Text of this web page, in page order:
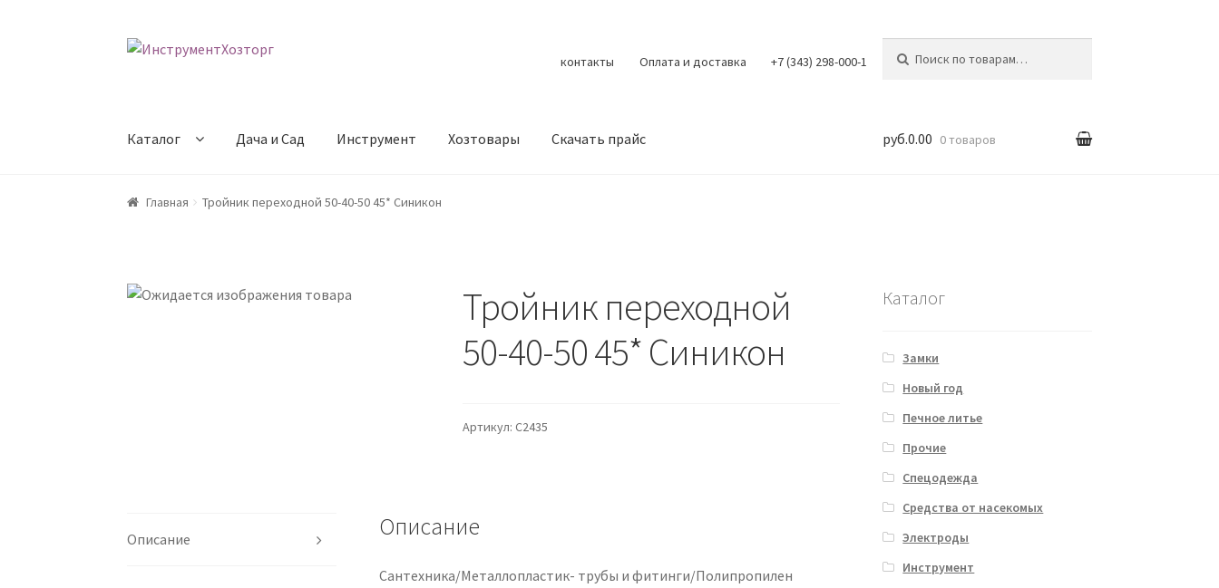
Перейти
Перейти
контакты Оплата и доставка +7 (343) 298-000-1
Каталог Дача и Сад Инструмент Хозтовары Скачать прайс
ГлавнаяВозврат товараДоставка Каталог Контакты
руб.0.00 0 товаров
Главная Тройник переходной 50-40-50 45* Синикон
Тройник переходной
50-40-50 45* Синикон
Артикул:С2435
Описание Описание
Сантехника/Металлопластик- трубы и фитинги/Полипропилен
Каталог
Замки
Новый год
Печное литье
Прочие
Спецодежда
Средства от насекомых
Электроды
Инструмент